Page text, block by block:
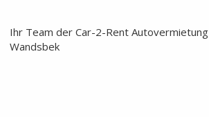
Ihr Team der Car-2-Rent
Wandsbek